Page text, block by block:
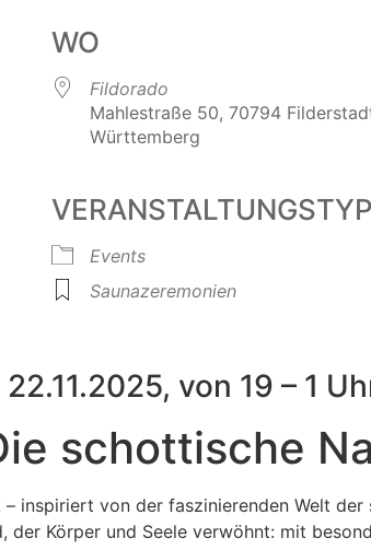
WO
Fildorado
Mahlestraße 50, 70794
Württemberg
VERANSTALTUNGSTYP
Events
Saunazeremonien
von 19 – 1
schottische
inspiriert von der faszinierenden Welt
der Körper und Seele verwöhnt: mit